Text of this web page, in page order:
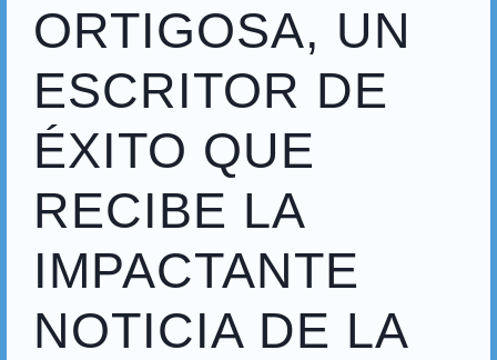
ORTIGOSA, UN
ESCRITOR DE
ÉXITO QUE
RECIBE LA
IMPACTANTE
NOTICIA DE LA